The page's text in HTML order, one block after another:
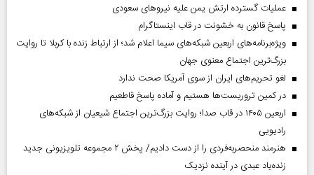
عملیات گسترده ارتش یمن علیه نیروهای سعودی
پاسخ قانون به خشونت در قاب اینستاگرام
ویژه‌برنامه‌های اربعین شبکه‌های سیما اعلام شد؛ از ارتباط زنده با کربلا تا روایت
بزرگ‌ترین اجتماع معنوی جهان
لغو تحریم‌های ایران از سوی آمریکا صحت ندارد
در کمین تروریست‌ها هستیم و آماده پاسخ قاطعیم
اربعین ۱۴۰۵ در قاب صدا؛ روایت بزرگ‌ترین اجتماع شیعیان از شبکه‌های
رادیویی
هنرمند منحصر‌به‌فردی را از دست دادیم/ پخش ۲ مجموعه تلویزیونی جدید
زنده‌یاد عبدی در آینده نزدیک